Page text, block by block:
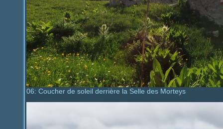
06: Coucher de soleil derrière la Selle des Morteys